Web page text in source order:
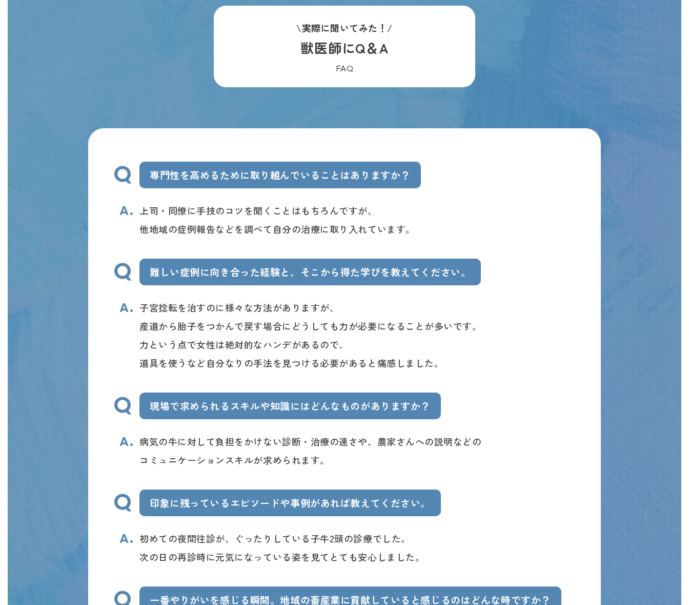
\実際に聞いてみた！/
獣医師にQ＆A
FAQ
専門性を高めるために取り組んでいることはありますか？
上司・同僚に手技のコツを聞くことはもちろんですが、
他地域の症例報告などを調べて自分の治療に取り入れています。
難しい症例に向き合った経験と、そこから得た学びを教えてください。
子宮捻転を治すのに様々な方法がありますが、
産道から胎子をつかんで戻す場合にどうしても力が必要になることが多いです。
力という点で女性は絶対的なハンデがあるので、
道具を使うなど自分なりの手法を見つける必要があると痛感しました。
現場で求められるスキルや知識にはどんなものがありますか？
病気の牛に対して負担をかけない診断・治療の速さや、農家さんへの説明などの
コミュニケーションスキルが求められます。
印象に残っているエピソードや事例があれば教えてください。
初めての夜間往診が、ぐったりしている子牛2頭の診療でした。
次の日の再診時に元気になっている姿を見てとても安心しました。
一番やりがいを感じる瞬間。地域の畜産業に貢献していると感じるのはどんな時ですか？